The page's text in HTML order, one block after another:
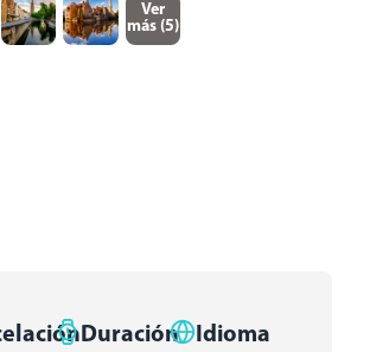
Ver
más (5)
Duración Idioma